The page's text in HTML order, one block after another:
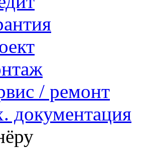
/ ремонт
документация